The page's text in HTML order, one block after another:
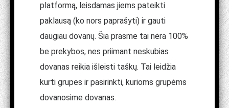
platformą, leisdamas jiems pateikti
paklausą (ko nors paprašyti) ir gauti
daugiau dovanų. Šia prasme tai nėra 100%
be prekybos, nes priimant neskubias
dovanas reikia išleisti taškų. Tai leidžia
kurti grupes ir pasirinkti, kurioms grupėms
dovanosime dovanas.